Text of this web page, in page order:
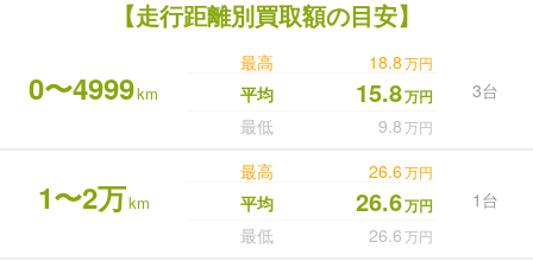
【走行距離別買取額の目安】
0〜4999km
最高 18.8万円
3台
平均 15.8万円
最低 9.8万円
1〜2万km
最高 26.6万円
1台
平均 26.6万円
最低 26.6万円